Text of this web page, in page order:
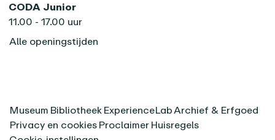
CODA Junior
11.00 - 17.00 uur
Alle openingstijden
Museum Bibliotheek ExperienceLabArchief & Erfgoed
Privacy en cookies Proclaimer Huisregels